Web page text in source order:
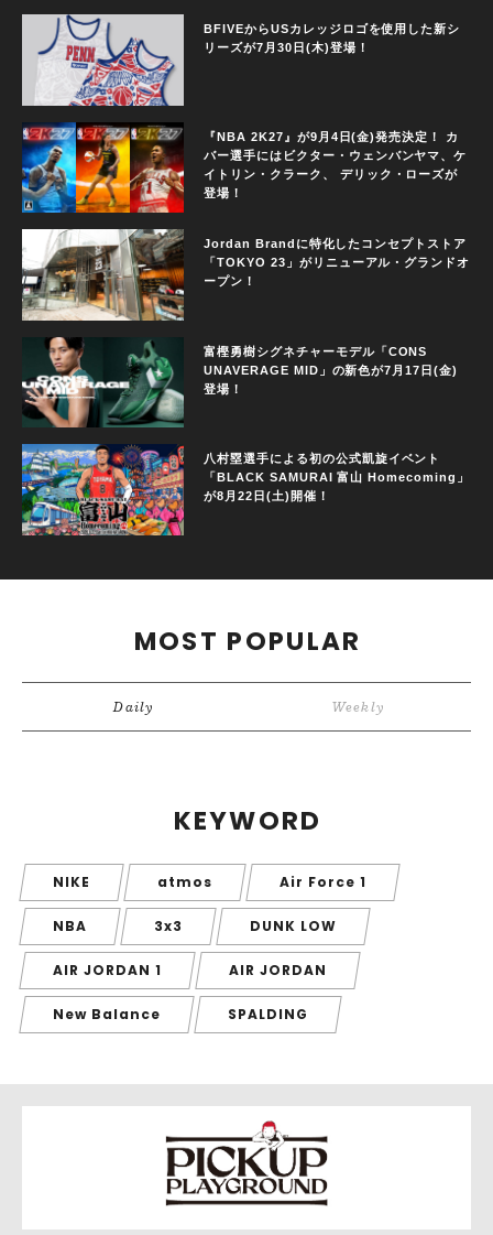
BFIVEからUSカレッジロゴを使用した新シ
リーズが7月30日(木)登場！
『NBA 2K27』が9月4日(金)発売決定！ カ
バー選手にはビクター・ウェンバンヤマ、ケ
イトリン・クラーク、 デリック・ローズが
登場！
Jordan Brandに特化したコンセプトストア
「TOKYO 23」がリニューアル・グランドオ
ープン！
富樫勇樹シグネチャーモデル「CONS
UNAVERAGE MID」の新色が7月17日(金)
登場！
八村塁選手による初の公式凱旋イベント
「BLACK SAMURAI 富山 Homecoming」
が8月22日(土)開催！
MOST POPULAR
Daily Weekly
KEYWORD
NIKE atmos Air Force 1
NBA 3x3 DUNK LOW
AIR JORDAN 1 AIR JORDAN
New Balance SPALDING